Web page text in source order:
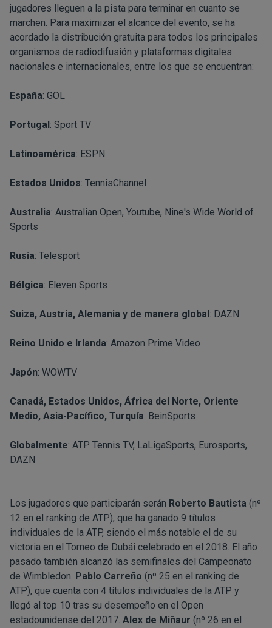
jugadores lleguen a la pista para terminar en cuanto se
marchen. Para maximizar el alcance del evento, se ha
acordado la distribución gratuita para todos los principales
organismos de radiodifusión y plataformas digitales
nacionales e internacionales, entre los que se encuentran:
España: GOL
Portugal: Sport TV
Latinoamérica: ESPN
Estados Unidos: TennisChannel
Australia: Australian Open, Youtube, Nine's Wide World of
Sports
Rusia: Telesport
Bélgica: Eleven Sports
Suiza, Austria, Alemania y de manera global: DAZN
Reino Unido e Irlanda: Amazon Prime Video
Japón: WOWTV
Canadá, Estados Unidos, África del Norte, Oriente
Medio, Asia-Pacífico, Turquía: BeinSports
Globalmente: ATP Tennis TV, LaLigaSports, Eurosports,
DAZN
Los jugadores que participarán serán Roberto Bautista (nº
12 en el ranking de ATP), que ha ganado 9 títulos
individuales de la ATP, siendo el más notable el de su
victoria en el Torneo de Dubái celebrado en el 2018. El año
pasado también alcanzó las semifinales del Campeonato
de Wimbledon. Pablo Carreño (nº 25 en el ranking de
ATP), que cuenta con 4 títulos individuales de la ATP y
llegó al top 10 tras su desempeño en el Open
estadounidense del 2017. Alex de Miñaur (nº 26 en el